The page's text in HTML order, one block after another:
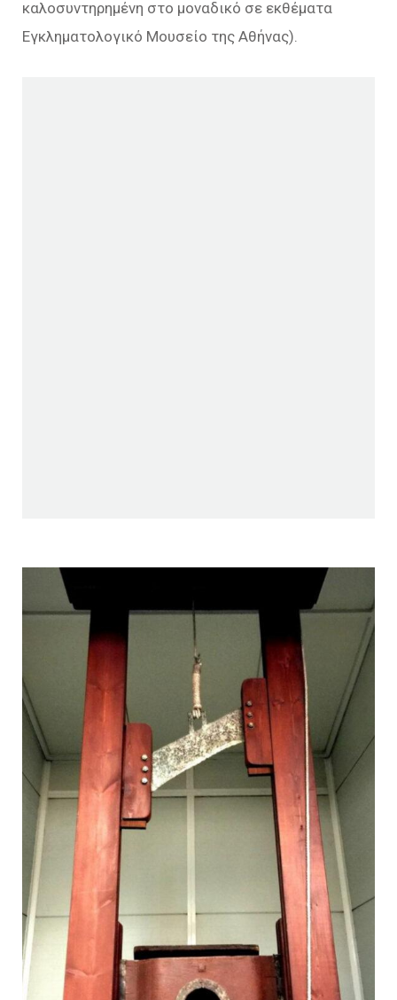
καλοσυντηρημένη στο μοναδικό σε εκθέματα
Εγκληματολογικό Μουσείο της Αθήνας).